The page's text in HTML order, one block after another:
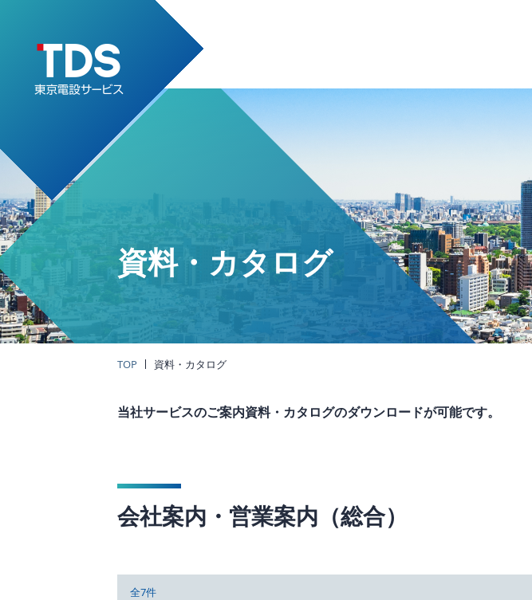
資料・カタログ
TOP 資料・カタログ
当社サービスのご案内資料・カタログのダウンロードが可能です。
会社案内・営業案内（総合）
全7件